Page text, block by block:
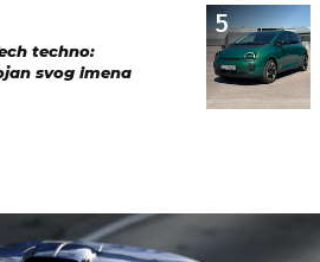
5
techno:
svog imena